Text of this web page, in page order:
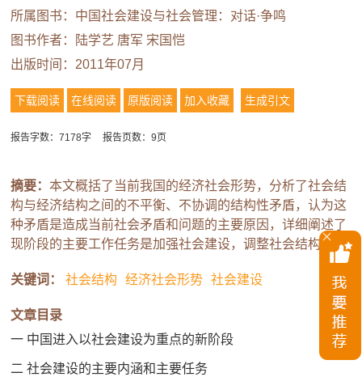
所属图书： 中国社会建设与社会管理：对话·争鸣
图书作者： 陆学艺 唐军 宋国恺
出版时间：2011年07月
下载阅读 在线阅读 原版阅读 加入收藏 生成引文
报告字数：7178字 报告页数：9页
摘要：本文概括了当前我国的经济社会形势，分析了社会结
构与经济结构之间的不平衡、不协调的结构性矛盾，认为这
种矛盾是造成当前社会矛盾和问题的主要原因，详细阐述了
现阶段的主要工作任务是加强社会建设，调整社会结构。
关键词： 社会结构 经济社会形势 社会建设
文章目录
一 中国进入以社会建设为重点的新阶段
二 社会建设的主要内涵和主要任务